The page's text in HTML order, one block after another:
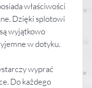
właściwości
Dzięki splotowi
wyjątkowo
w dotyku.
wyprać
Do każdego